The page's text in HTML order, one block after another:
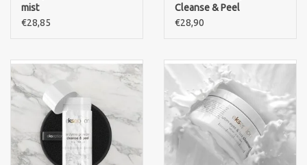
mist
€28,85
Cleanse & Peel
€28,90